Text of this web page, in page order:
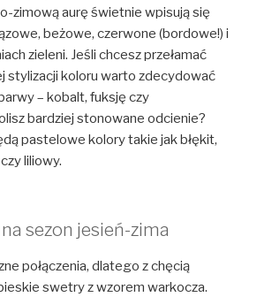
zimową aurę świetnie wpisują się
beżowe, czerwone (bordowe!) i
zieleni. Jeśli chcesz przełamać
stylizacji koloru warto zdecydować
– kobalt, fuksję czy
bardziej stonowane odcienie?
pastelowe kolory takie jak błękit,
liliowy.
sezon jesień-zima
połączenia, dlatego z chęcią
swetry z wzorem warkocza.